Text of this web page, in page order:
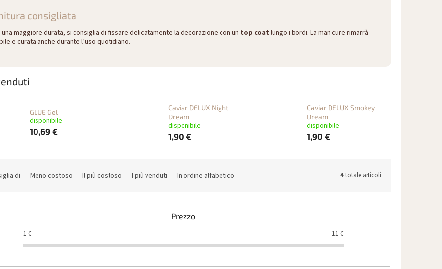
consigliata
una maggiore durata, si consiglia di fissare delicatamente la decorazione con un top coat lungo i bordi. La manicure rimarrà
e curata anche durante l’uso quotidiano.
GLUE Gel
disponibile
10,69 €
Caviar DELUX Night
Dream
disponibile
1,90 €
Caviar DELUX Smokey
Dream
disponibile
1,90 €
di Meno costoso Il più costoso I più venduti In ordine alfabetico 4totale articoli
Prezzo
1 € 11 €